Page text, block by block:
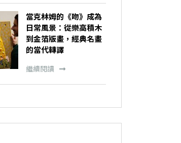
當克林姆的《吻》成為
日常風景：從樂高積木
到金箔版畫，經典名畫
的當代轉譯
繼續閱讀